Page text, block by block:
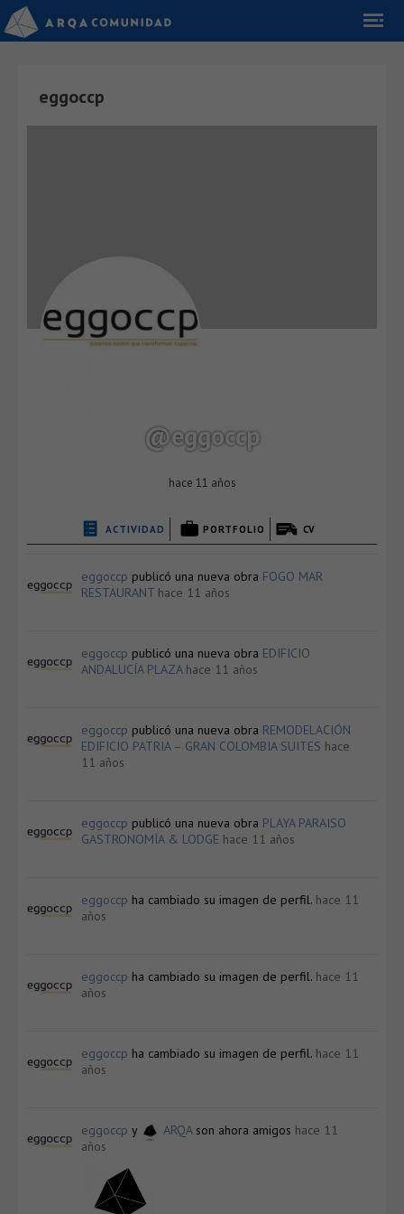
eggoccp
@eggoccp
hace 11 años
ACTIVIDAD PORTFOLIO CV
eggoccp publicó una nueva obra FOGO MAR
RESTAURANT hace 11 años
eggoccp publicó una nueva obra EDIFICIO
ANDALUCÍA PLAZA hace 11 años
eggoccp publicó una nueva obra REMODELACIÓN
EDIFICIO PATRIA – GRAN COLOMBIA SUITES hace
11 años
eggoccp publicó una nueva obra PLAYA PARAISO
GASTRONOMÍA & LODGE hace 11 años
eggoccp ha cambiado su imagen de perfil. hace 11
años
eggoccp ha cambiado su imagen de perfil. hace 11
años
eggoccp ha cambiado su imagen de perfil. hace 11
años
eggoccp y ARQAson ahora amigos hace 11
años